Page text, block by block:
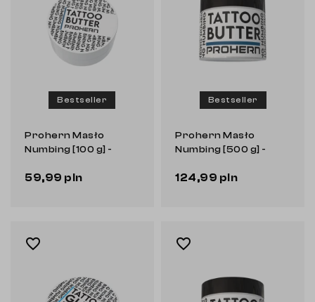
Bestseller
Prohern Masło
Numbing [100 g] -
59,99 pln
Bestseller
Prohern Masło
Numbing [500 g] -
124,99 pln
favorite_border favorite_border